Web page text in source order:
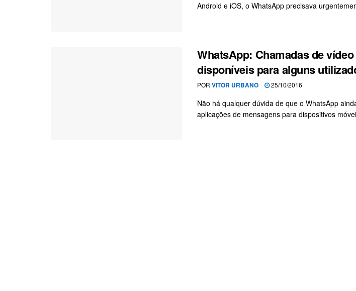
Android e iOS, o WhatsApp precisava
WhatsApp: Chamadas de
disponíveis para alguns
POR VITOR URBANO 25/10/2016
Não há qualquer dúvida de que o WhatsApp
aplicações de mensagens para dispositivos